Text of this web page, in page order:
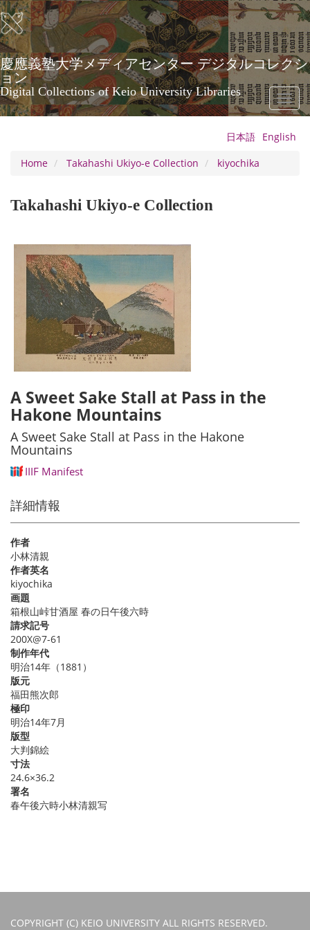
Skip
to
main
content
慶應義塾大学メディアセンター デジタルコレクシ
ョン
Digital Collections of Keio University Libraries
Toggle
日本語 English
Home
Takahashi Ukiyo-e Collection kiyochika
Takahashi Ukiyo-e Collection
A Sweet Sake Stall at Pass in the
Hakone Mountains
A Sweet Sake Stall at Pass in the Hakone
Mountains
IIIF Manifest
詳細情報
作者
小林清親
作者英名
kiyochika
画題
箱根山峠甘酒屋 春の日午後六時
請求記号
200X@7-61
制作年代
明治14年（1881）
版元
福田熊次郎
極印
明治14年7月
版型
大判錦絵
寸法
24.6×36.2
署名
春午後六時小林清親写
COPYRIGHT (C) KEIO UNIVERSITY ALL RIGHTS RESERVED.